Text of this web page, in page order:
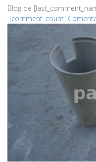
Blog de
[comment_count]